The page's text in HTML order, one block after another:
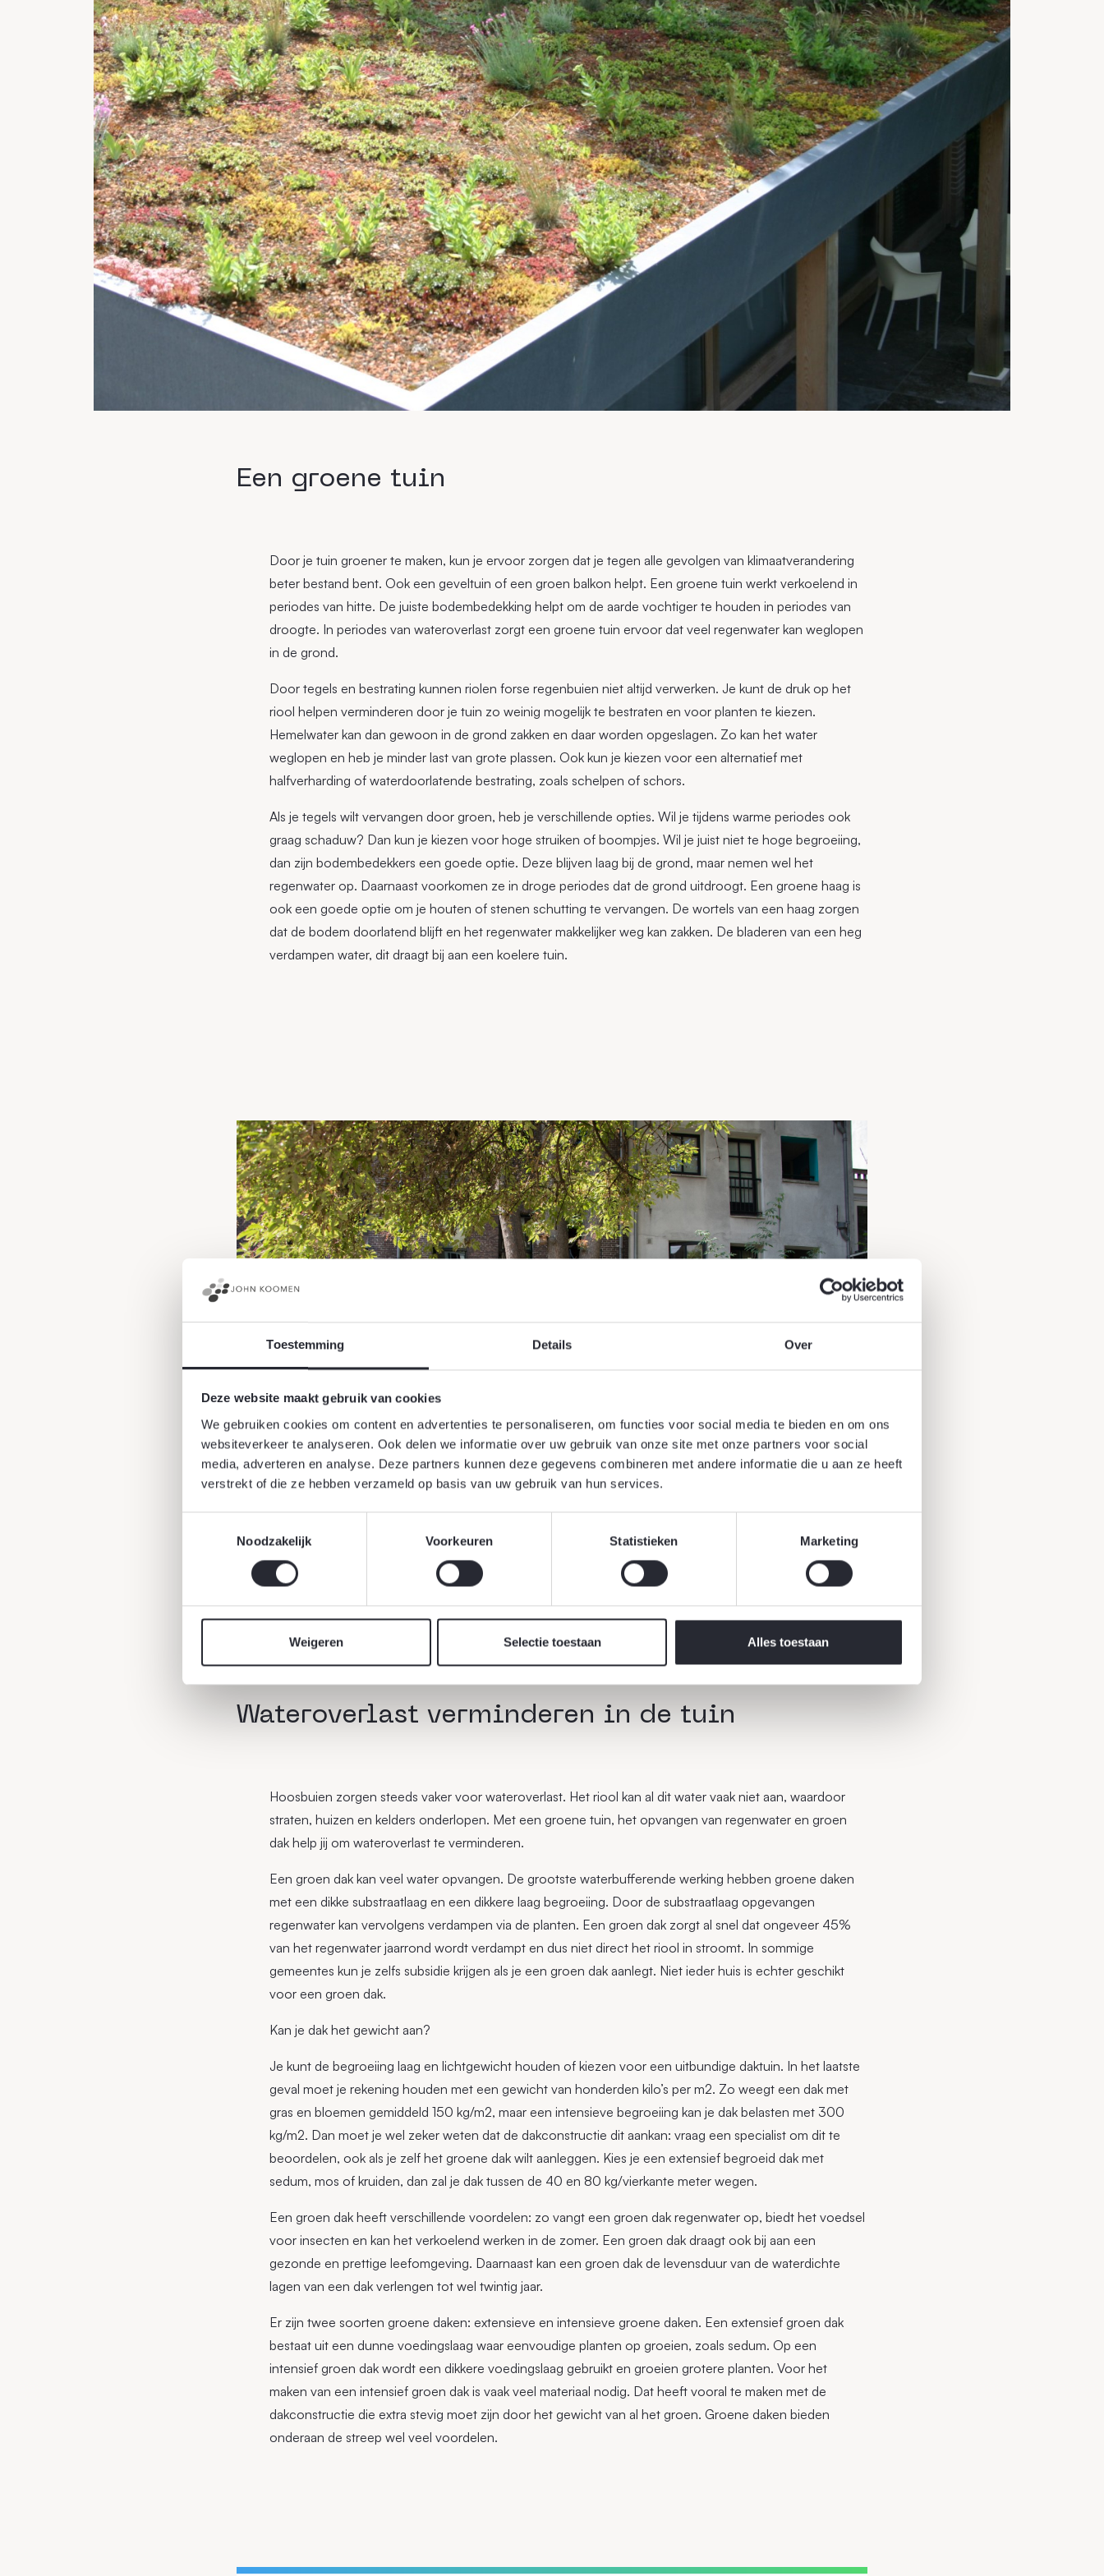
Toestemming Details Over
Deze website maakt gebruik van cookies
We gebruiken cookies om content en advertenties te personaliseren, om functies voor social media te bieden en om ons
websiteverkeer te analyseren. Ook delen we informatie over uw gebruik van onze site met onze partners voor social
media, adverteren en analyse. Deze partners kunnen deze gegevens combineren met andere informatie die u aan ze heeft
verstrekt of die ze hebben verzameld op basis van uw gebruik van hun services.
Noodzakelijk
Voorkeuren Statistieken Marketing
Weigeren Selectie toestaan Alles toestaan
Een groene tuin
Door je tuin groener te maken, kun je ervoor zorgen dat je tegen alle gevolgen van klimaatverandering
beter bestand bent. Ook een geveltuin of een groen balkon helpt. Een groene tuin werkt verkoelend in
periodes van hitte. De juiste bodembedekking helpt om de aarde vochtiger te houden in periodes van
droogte. In periodes van wateroverlast zorgt een groene tuin ervoor dat veel regenwater kan weglopen
in de grond.
Door tegels en bestrating kunnen riolen forse regenbuien niet altijd verwerken. Je kunt de druk op het
riool helpen verminderen door je tuin zo weinig mogelijk te bestraten en voor planten te kiezen.
Hemelwater kan dan gewoon in de grond zakken en daar worden opgeslagen. Zo kan het water
weglopen en heb je minder last van grote plassen. Ook kun je kiezen voor een alternatief met
halfverharding of waterdoorlatende bestrating, zoals schelpen of schors.
Als je tegels wilt vervangen door groen, heb je verschillende opties. Wil je tijdens warme periodes ook
graag schaduw? Dan kun je kiezen voor hoge struiken of boompjes. Wil je juist niet te hoge begroeiing,
dan zijn bodembedekkers een goede optie. Deze blijven laag bij de grond, maar nemen wel het
regenwater op. Daarnaast voorkomen ze in droge periodes dat de grond uitdroogt. Een groene haag is
ook een goede optie om je houten of stenen schutting te vervangen. De wortels van een haag zorgen
dat de bodem doorlatend blijft en het regenwater makkelijker weg kan zakken. De bladeren van een heg
verdampen water, dit draagt bij aan een koelere tuin.
Wateroverlast verminderen in de tuin
Hoosbuien zorgen steeds vaker voor wateroverlast. Het riool kan al dit water vaak niet aan, waardoor
straten, huizen en kelders onderlopen. Met een groene tuin, het opvangen van regenwater en groen
dak help jij om wateroverlast te verminderen.
Een groen dak kan veel water opvangen. De grootste waterbufferende werking hebben groene daken
met een dikke substraatlaag en een dikkere laag begroeiing. Door de substraatlaag opgevangen
regenwater kan vervolgens verdampen via de planten. Een groen dak zorgt al snel dat ongeveer 45%
van het regenwater jaarrond wordt verdampt en dus niet direct het riool in stroomt. In sommige
gemeentes kun je zelfs subsidie krijgen als je een groen dak aanlegt. Niet ieder huis is echter geschikt
voor een groen dak.
Kan je dak het gewicht aan?
Je kunt de begroeiing laag en lichtgewicht houden of kiezen voor een uitbundige daktuin. In het laatste
geval moet je rekening houden met een gewicht van honderden kilo’s per m2. Zo weegt een dak met
gras en bloemen gemiddeld 150 kg/m2, maar een intensieve begroeiing kan je dak belasten met 300
kg/m2. Dan moet je wel zeker weten dat de dakconstructie dit aankan: vraag een specialist om dit te
beoordelen, ook als je zelf het groene dak wilt aanleggen. Kies je een extensief begroeid dak met
sedum, mos of kruiden, dan zal je dak tussen de 40 en 80 kg/vierkante meter wegen.
Een groen dak heeft verschillende voordelen: zo vangt een groen dak regenwater op, biedt het voedsel
voor insecten en kan het verkoelend werken in de zomer. Een groen dak draagt ook bij aan een
gezonde en prettige leefomgeving. Daarnaast kan een groen dak de levensduur van de waterdichte
lagen van een dak verlengen tot wel twintig jaar.
Er zijn twee soorten groene daken: extensieve en intensieve groene daken. Een extensief groen dak
bestaat uit een dunne voedingslaag waar eenvoudige planten op groeien, zoals sedum. Op een
intensief groen dak wordt een dikkere voedingslaag gebruikt en groeien grotere planten. Voor het
maken van een intensief groen dak is vaak veel materiaal nodig. Dat heeft vooral te maken met de
dakconstructie die extra stevig moet zijn door het gewicht van al het groen. Groene daken bieden
onderaan de streep wel veel voordelen.